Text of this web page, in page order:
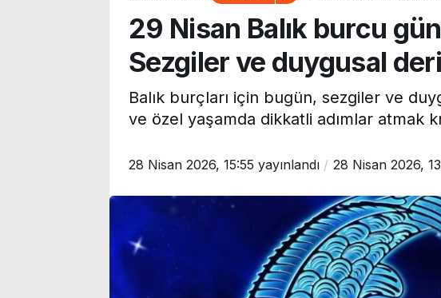
29 Nisan Balık burcu
Sezgiler ve duygusal
Balık burçları için bugün, sezgiler ve
ve özel yaşamda dikkatli adımlar atmak
28 Nisan 2026, 15:55 yayınlandı 28 Nisan 2026,
komedi, dram ve
6 yeni film
Uzmanı uyardı:
Akdeniz’de mikroplastik
yoğunluğu artıyor